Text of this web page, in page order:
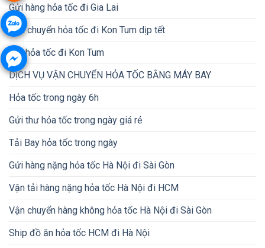
Gửi hàng hỏa tốc đi Gia Lai
Vận chuyển hỏa tốc đi Kon Tum dịp tết
Gửi hỏa tốc đi Kon Tum
DỊCH VỤ VẬN CHUYỂN HỎA TỐC BẰNG MÁY BAY
Hỏa tốc trong ngày 6h
Gửi thư hỏa tốc trong ngày giá rẻ
Tải Bay hỏa tốc trong ngày
Gửi hàng nặng hỏa tốc Hà Nội đi Sài Gòn
Vận tải hàng nặng hỏa tốc Hà Nội đi HCM
Vận chuyển hàng không hỏa tốc Hà Nội đi Sài Gòn
Ship đồ ăn hỏa tốc HCM đi Hà Nội